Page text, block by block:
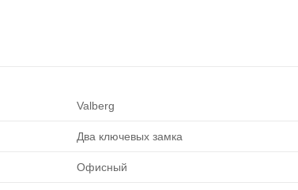
Valberg
Два ключевых замка
Офисный